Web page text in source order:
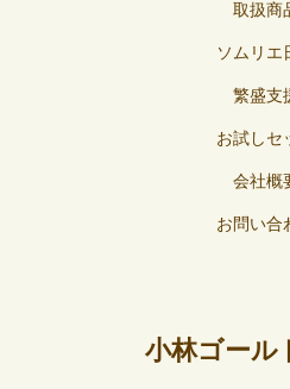
取扱商
ソムリエ
繁盛支
お試しセ
会社概
お問い合
小林ゴール